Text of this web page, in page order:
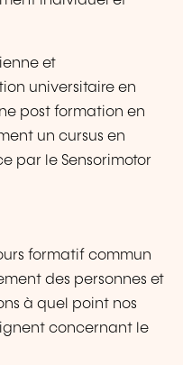
et
universitaire en
post formation en
un cursus en
par le Sensorimotor
formatif commun
des personnes et
à quel point nos
concernant le